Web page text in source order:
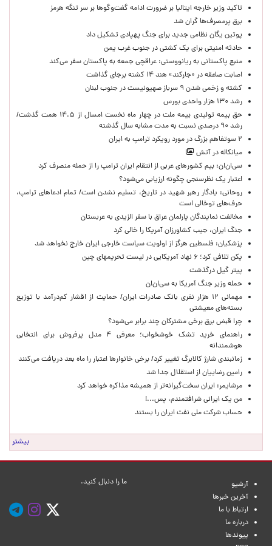
تاکید وزیر خارجه ایتالیا بر ضرورت ادامه گفت‌وگوها بر سر تنگه هرمز
برق پرمصرف‌ها گران شد
پوتین یگان نظامی جدید برای جنگ پهپادی تشکیل داد
حادثه امنیتی برای یک کشتی در جنوب غرب یمن
منبع پاکستانی به ریانووستی: عراقچی جمعه به پاکستان سفر می‌کند
اصابت صاعقه در «جارکند» هند ۱۴ کشته برجای گذاشت
کشته و زخمی شدن ۹ سرباز صهیونیست در جنوب لبنان
رشد ۱۳۰ هزار واحدی بورس
حق بیمه تولیدی بیمه ملت در چهار ماه نخست امسال از ۱۴.۵ همت گذشت/
رشد ۹۰ درصدی نسبت به مدت مشابه سال گذشته
۲ سوتفاهم بزرگ در مورد رویکرد ترامپ به ایران
میانکاله در آتش
سی‌ان‌ان: بیم کشورهای عربی از انتقام ایران ترامپ را از حمله منصرف کرد
اعتبار یک نظرسنجی چگونه ارزیابی می‌شود؟
روحانی: یادگار رهبر شهید در تاریخ، تسلیم نشدن است/ تمام ادعاهای ترامپ،
حرف‌های توخالی است
مخالفت نمایندگان پارلمان عراق با سفر الزیدی به عربستان
جنگ ایران، جیب کشاورزان آمریکا را خالی کرد
پزشکیان: فلسطین هرگز از اولویت سیاست خارجی ایران خارج نخواهد شد
پکن تلافی کرد؛ ۶ نهاد آمریکایی در لیست تحریمهای چین
پیتر گیل درگذشت
حمله وزیر جنگ آمریکا به سی‌ان‌ان
مهمانی ۱۲ هزار نفری بانک صادرات ایران/ حمایت از اقشار کم‌درآمد با توزیع
بسته‌های معیشتی
چرا قبض برق برخی مشترکان چند برابر می‌شود؟
راهنمای خرید تشک خوشخواب؛ معرفی ۴ مدل پرفروش برای انتخابی
هوشمندانه
زمانبندی شارژ کالابرگ تغییر کرد/ برخی خانوارها اعتبار را ماه بعد دریافت می‌کنند
رامین رضاییان از استقلال جدا شد
مرشایمر: ایران سخت‌گیرانه‌تر از همیشه مذاکره خواهد کرد
من یک ایرانی شرافتمندم، پس...!
حساب‌ شرکت ملی نفت ایران را بستند
بیشتر
آرشیو
آخرین خبرها
ارتباط با ما
درباره ما
پیوندها
ما را دنبال کنید.